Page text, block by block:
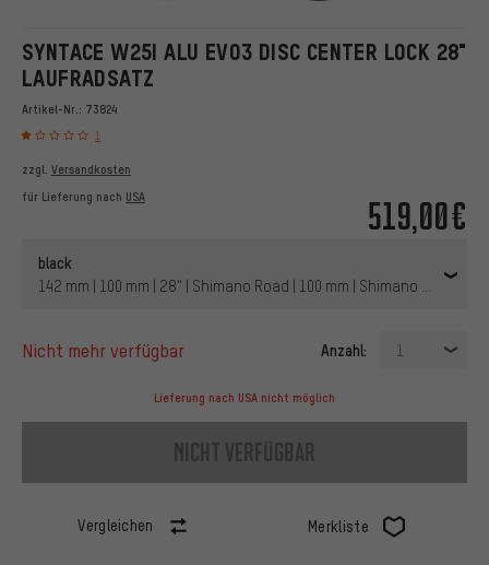
SYNTACE W25I ALU EVO3 DISC CENTER LOCK 28"
LAUFRADSATZ
Artikel-Nr.: 73824
1
519,00€
zzgl. Versandkosten
für Lieferung nach USA
black
142 mm | 100 mm | 28" | Shimano Road | 100 mm | Shimano Road |
nicht mehr verfügbar Anzahl: 1
Lieferung nach USA nicht möglich
nicht verfügbar
Vergleichen Merkliste